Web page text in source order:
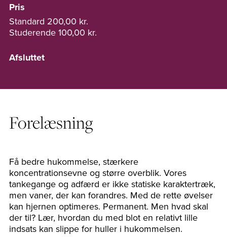
Pris
Standard 200,00 kr.
Studerende 100,00 kr.
Afsluttet
Forelæsning
Få bedre hukommelse, stærkere
koncentrationsevne og større overblik. Vores
tankegange og adfærd er ikke statiske karaktertræk,
men vaner, der kan forandres. Med de rette øvelser
kan hjernen optimeres. Permanent. Men hvad skal
der til? Lær, hvordan du med blot en relativt lille
indsats kan slippe for huller i hukommelsen.